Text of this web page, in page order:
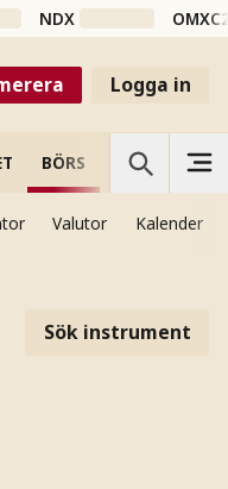
NDX
Logga in
BÖRS VETENSKAP
Valutor Kalender
Sök instrument